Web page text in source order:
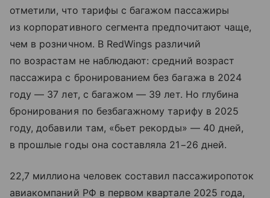
отметили, что тарифы с багажом пассажиры
из корпоративного сегмента предпочитают чаще,
чем в розничном. В RedWings различий
по возрастам не наблюдают: средний возраст
пассажира с бронированием без багажа в 2024
году — 37 лет, с багажом — 39 лет. Но глубина
бронирования по безбагажному тарифу в 2025
году, добавили там, «бьет рекорды» — 40 дней,
в прошлые годы она составляла 21−26 дней.
22,7 миллиона человек составил пассажиропоток
авиакомпаний РФ в первом квартале 2025 года,